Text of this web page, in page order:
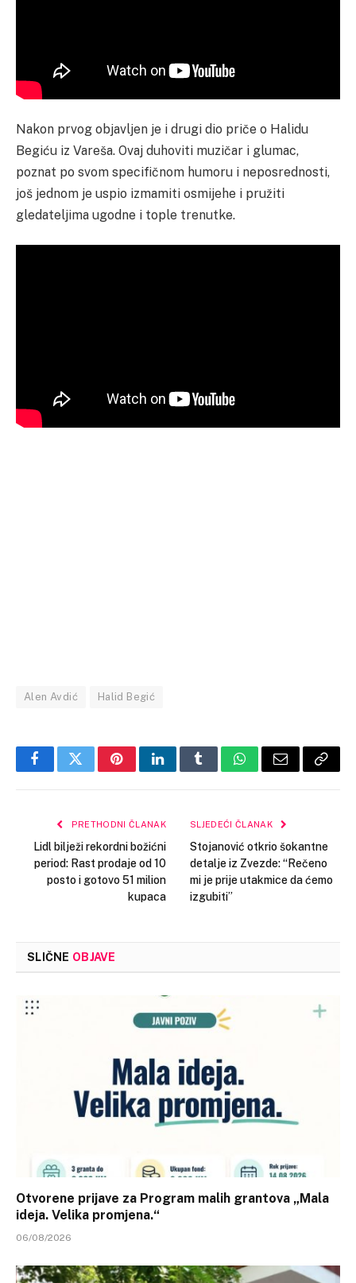
Nakon prvog objavljen je i drugi dio priče o Halidu
Begiću iz Vareša. Ovaj duhoviti muzičar i glumac,
poznat po svom specifičnom humoru i neposrednosti,
još jednom je uspio izmamiti osmijehe i pružiti
gledateljima ugodne i tople trenutke.
Alen Avdić Halid Begić
FacebookTwitterPinterestLinkedInTumblrWhatsApp
Email Copy
PRETHODNI ČLANAK
Lidl bilježi rekordni božićni
period: Rast prodaje od 10
posto i gotovo 51 milion
kupaca
SLJEDEĆI ČLANAK
Stojanović otkrio šokantne
detalje iz Zvezde: “Rečeno
mi je prije utakmice da ćemo
izgubiti”
SLIČNE OBJAVE
Otvorene prijave za Program malih grantova „Mala
ideja. Velika promjena.“
06/08/2026